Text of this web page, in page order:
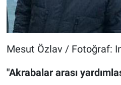
Mesut Özlav / Fotoğraf:
"Akrabalar arası